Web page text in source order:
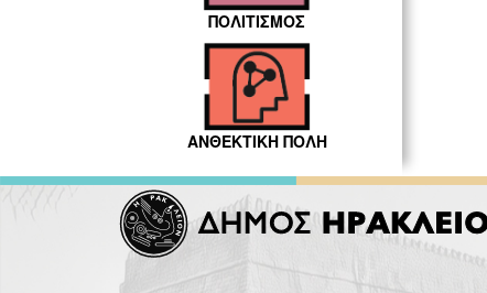
ΠΟΛΙΤΙΣΜΟΣ
ΑΝΘΕΚΤΙΚΗ ΠΟΛΗ